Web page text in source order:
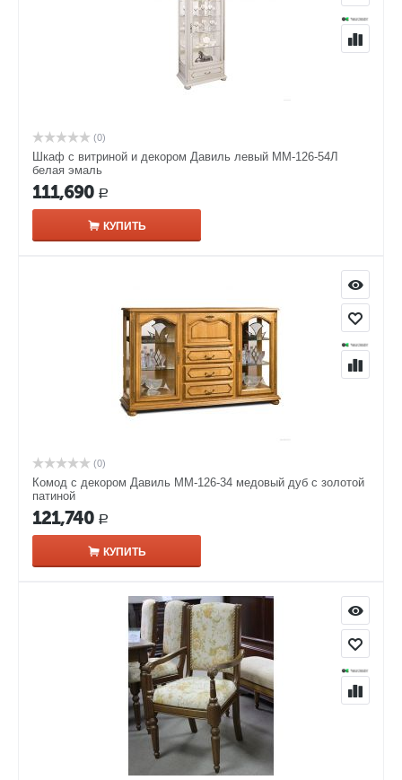
(0)
Шкаф с витриной и декором Давиль левый ММ-126-54Л
белая эмаль
111,690 Р
КУПИТЬ
(0)
Комод с декором Давиль ММ-126-34 медовый дуб с золотой
патиной
121,740 Р
КУПИТЬ